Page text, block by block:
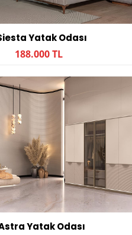
Yatak Odası
188.000 TL
Yatak Odası